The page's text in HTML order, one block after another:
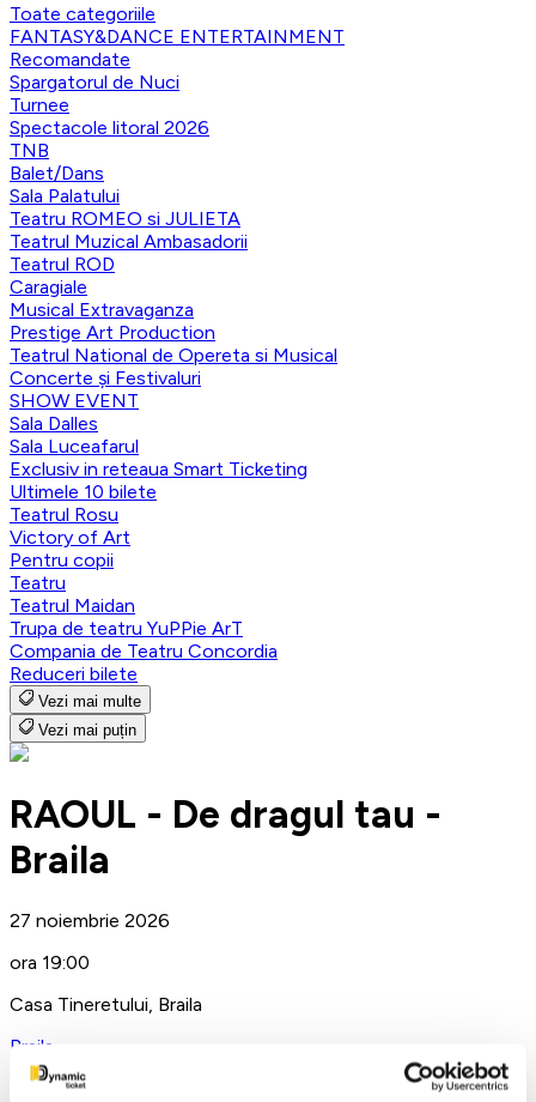
Toate categoriile
FANTASY&DANCE ENTERTAINMENT
Recomandate
Spargatorul de Nuci
Turnee
Spectacole litoral 2026
TNB
Balet/Dans
Sala Palatului
Teatru ROMEO si JULIETA
Teatrul Muzical Ambasadorii
Teatrul ROD
Caragiale
Musical Extravaganza
Prestige Art Production
Teatrul National de Opereta si Musical
Concerte și Festivaluri
SHOW EVENT
Sala Dalles
Sala Luceafarul
Exclusiv in reteaua Smart Ticketing
Ultimele 10 bilete
Teatrul Rosu
Victory of Art
Pentru copii
Teatru
Teatrul Maidan
Trupa de teatru YuPPie ArT
Compania de Teatru Concordia
Reduceri bilete
Vezi mai multe
Vezi mai puțin
RAOUL - De dragul tau -
Braila
27 noiembrie 2026
ora 19:00
Casa Tineretului, Braila
Braila
Concerte
Exclusiv reteaua TicketStore.ro Group